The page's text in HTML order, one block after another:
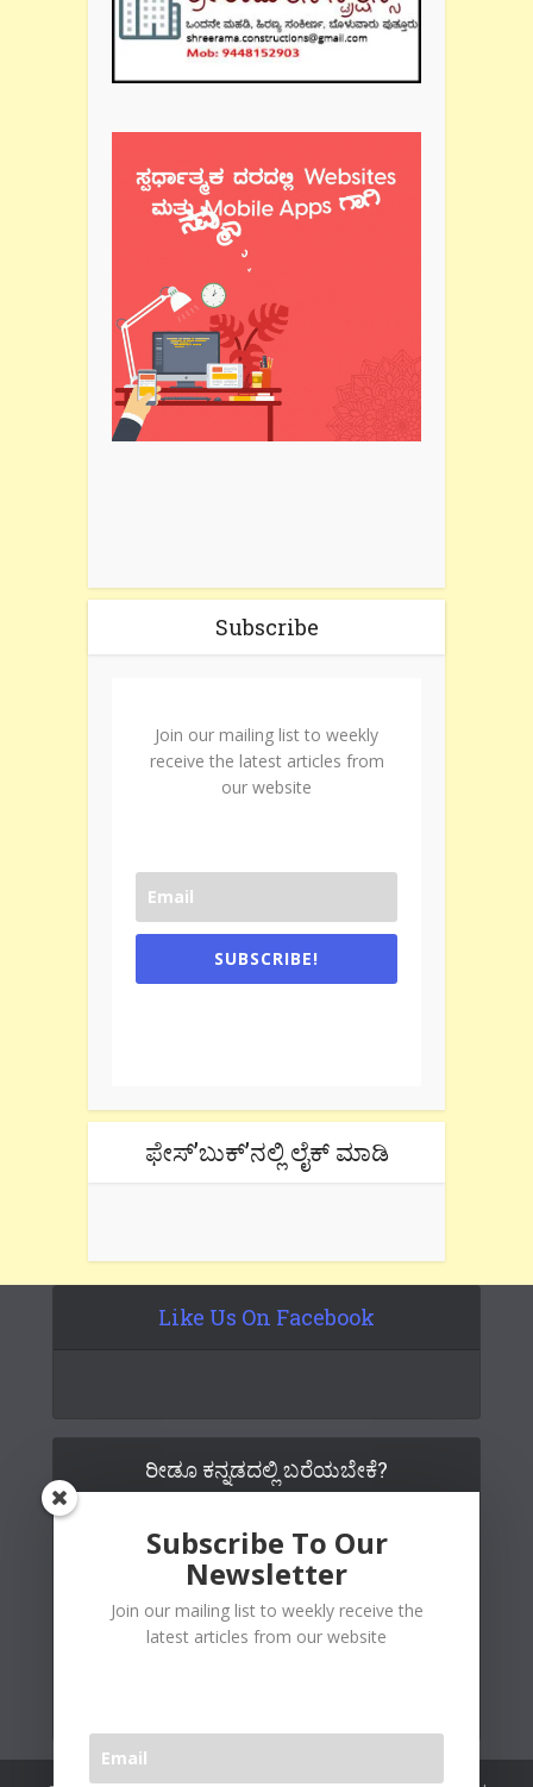
Subscribe
Join our mailing list to weekly
receive the latest articles from
our website
SUBSCRIBE!
ಫೇಸ್’ಬುಕ್’ನಲ್ಲಿ ಲೈಕ್ ಮಾಡಿ
Like Us On Facebook
ರೀಡೂ ಕನ್ನಡದಲ್ಲಿ ಬರೆಯಬೇಕೆ?
Subscribe To Our
Newsletter
Join our mailing list to weekly receive the
latest articles from our website